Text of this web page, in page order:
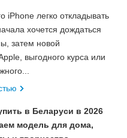
iPhone легко откладывать
хочется дождаться
затем новой
выгодного курса или
в Беларуси в 2026
модель для дома,